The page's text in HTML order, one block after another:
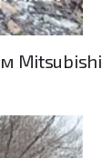
Mitsubishi